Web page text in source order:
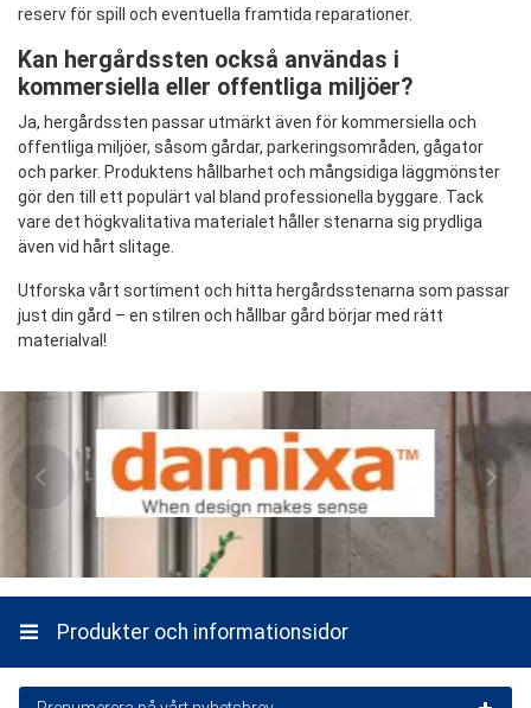
reserv för spill och eventuella framtida reparationer.
Kan hergårdssten också användas i
kommersiella eller offentliga miljöer?
Ja, hergårdssten passar utmärkt även för kommersiella och
offentliga miljöer, såsom gårdar, parkeringsområden, gågator
och parker. Produktens hållbarhet och mångsidiga läggmönster
gör den till ett populärt val bland professionella byggare. Tack
vare det högkvalitativa materialet håller stenarna sig prydliga
även vid hårt slitage.
Utforska vårt sortiment och hitta hergårdsstenarna som passar
just din gård – en stilren och hållbar gård börjar med rätt
materialval!
Produkter och informationsidor